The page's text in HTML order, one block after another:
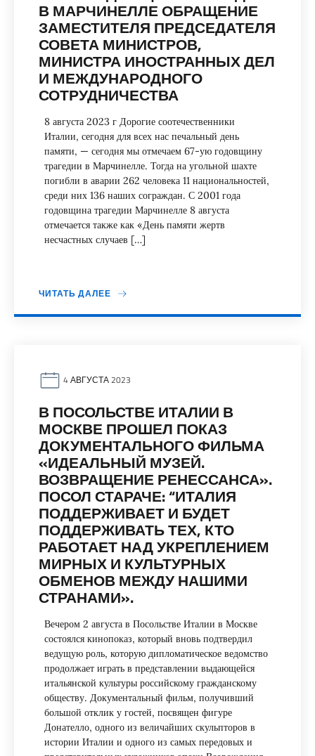
В МАРЧИНЕЛЛЕ ОБРАЩЕНИЕ
ЗАМЕСТИТЕЛЯ ПРЕДСЕДАТЕЛЯ
СОВЕТА МИНИСТРОВ,
МИНИСТРА ИНОСТРАННЫХ ДЕЛ
И МЕЖДУНАРОДНОГО
СОТРУДНИЧЕСТВА
8 августа 2023 г Дорогие соотечественники
Италии, сегодня для всех нас печальный день
памяти, — сегодня мы отмечаем 67-ую годовщину
трагедии в Марчинелле. Тогда на угольной шахте
погибли в аварии 262 человека 11 национальностей,
среди них 136 наших сограждан. С 2001 года
годовщина трагедии Марчинелле 8 августа
отмечается также как «День памяти жертв
несчастных случаев […]
ЧИТАТЬ ДАЛЕЕ
4 АВГУСТА 2023
В ПОСОЛЬСТВЕ ИТАЛИИ В
МОСКВЕ ПРОШЕЛ ПОКАЗ
ДОКУМЕНТАЛЬНОГО ФИЛЬМА
«ИДЕАЛЬНЫЙ МУЗЕЙ.
ВОЗВРАЩЕНИЕ РЕНЕССАНСА».
ПОСОЛ СТАРАЧЕ: “ИТАЛИЯ
ПОДДЕРЖИВАЕТ И БУДЕТ
ПОДДЕРЖИВАТЬ ТЕХ, КТО
РАБОТАЕТ НАД УКРЕПЛЕНИЕМ
МИРНЫХ И КУЛЬТУРНЫХ
ОБМЕНОВ МЕЖДУ НАШИМИ
СТРАНАМИ».
Вечером 2 августа в Посольстве Италии в Москве
состоялся кинопоказ, который вновь подтвердил
ведущую роль, которую дипломатическое ведомство
продолжает играть в представлении выдающейся
итальянской культуры российскому гражданскому
обществу. Документальный фильм, получивший
большой отклик у гостей, посвящен фигуре
Донателло, одного из величайших скульпторов в
истории Италии и одного из самых передовых и